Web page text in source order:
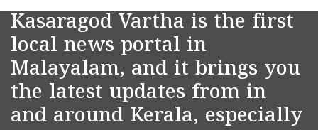
Kasaragod Vartha is the first
local news portal in
Malayalam, and it brings you
the latest updates from in
and around Kerala, especially